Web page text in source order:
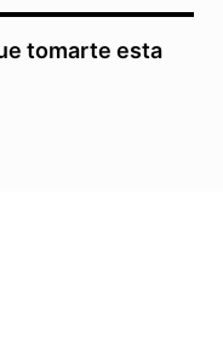
tomarte esta